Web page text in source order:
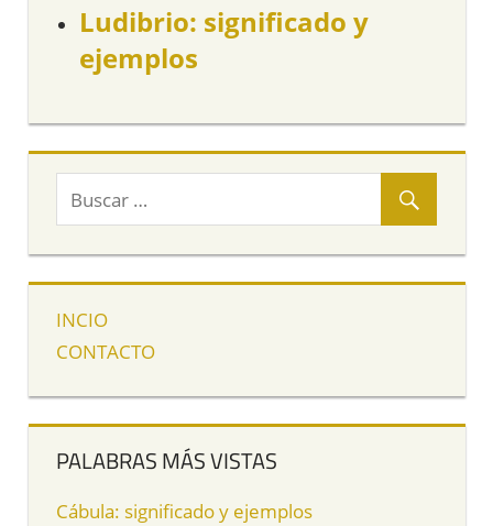
Ludibrio: significado y
ejemplos
INCIO
CONTACTO
PALABRAS MÁS VISTAS
Cábula: significado y ejemplos